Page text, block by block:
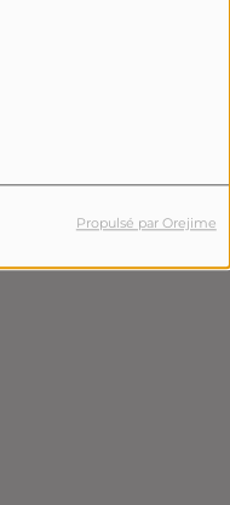
Propulsé par Orejime